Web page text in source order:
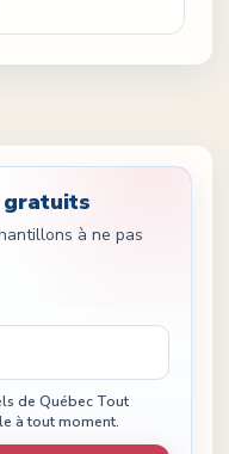
gratuits
à ne pas
de Québec Tout
à tout moment.